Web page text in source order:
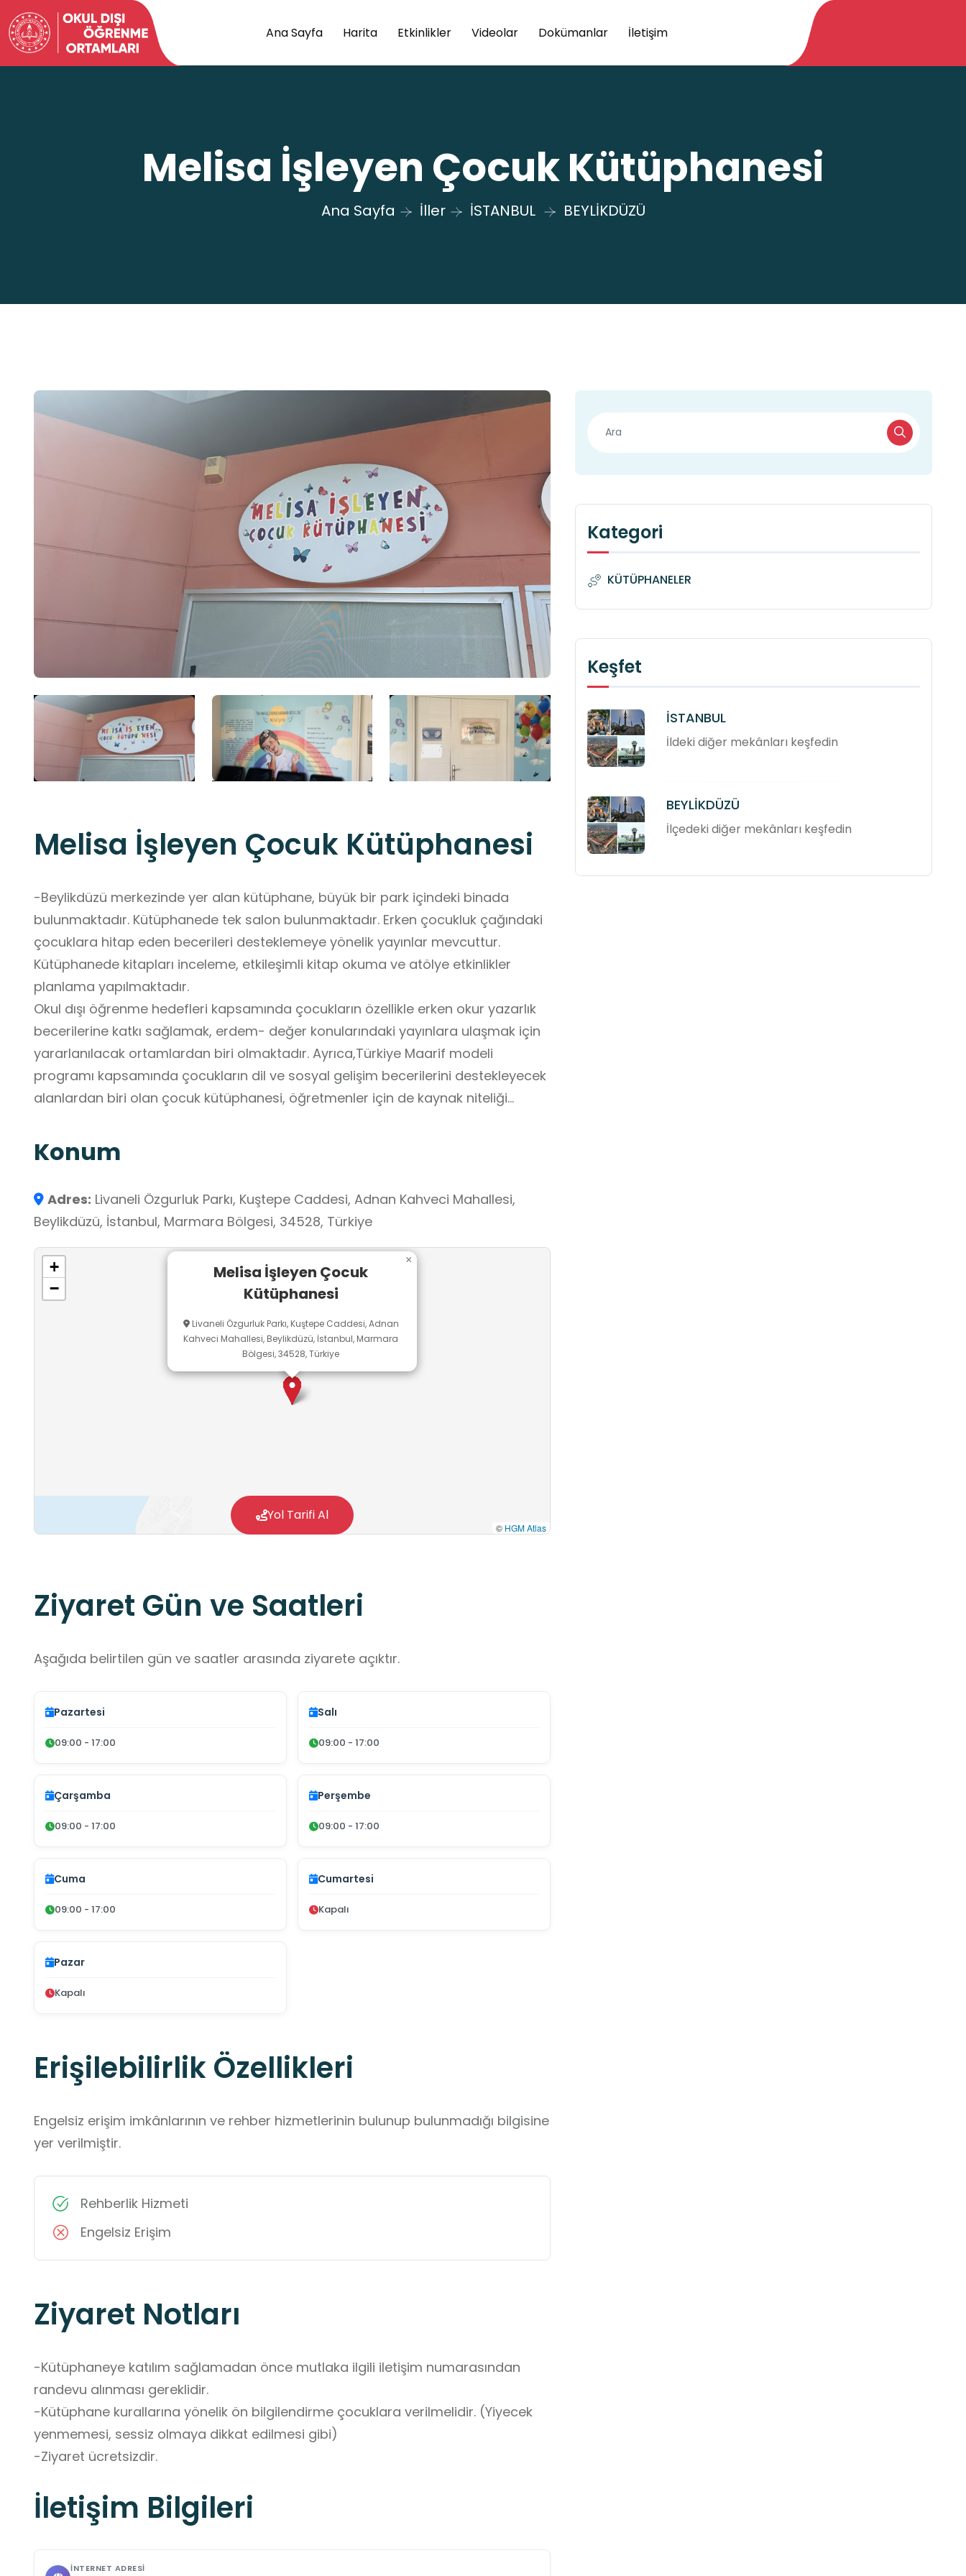
Ana Sayfa Harita Etkinlikler Videolar Dokümanlar İletişim
Melisa İşleyen Çocuk Kütüphanesi
Ana Sayfa İller İSTANBUL BEYLİKDÜZÜ
Melisa İşleyen Çocuk Kütüphanesi
-Beylikdüzü merkezinde yer alan kütüphane, büyük bir park içindeki binada
bulunmaktadır. Kütüphanede tek salon bulunmaktadır. Erken çocukluk çağındaki
çocuklara hitap eden becerileri desteklemeye yönelik yayınlar mevcuttur.
Kütüphanede kitapları inceleme, etkileşimli kitap okuma ve atölye etkinlikler
planlama yapılmaktadır.
Okul dışı öğrenme hedefleri kapsamında çocukların özellikle erken okur yazarlık
becerilerine katkı sağlamak, erdem- değer konularındaki yayınlara ulaşmak için
yararlanılacak ortamlardan biri olmaktadır. Ayrıca,Türkiye Maarif modeli
programı kapsamında çocukların dil ve sosyal gelişim becerilerini destekleyecek
alanlardan biri olan çocuk kütüphanesi, öğretmenler için de kaynak niteliği
Konum
Adres: Livaneli Özgurluk Parkı, Kuştepe Caddesi, Adnan Kahveci Mahallesi,
Beylikdüzü, İstanbul, Marmara Bölgesi, 34528, Türkiye
Melisa İşleyen Çocuk
Kütüphanesi
Livaneli Özgurluk Parkı, Kuştepe Caddesi, Adnan
Kahveci Mahallesi, Beylikdüzü, İstanbul, Marmara
Bölgesi, 34528, Türkiye
×
+
−
© HGM Atlas
Yol Tarifi Al
Ziyaret Gün ve Saatleri
Aşağıda belirtilen gün ve saatler arasında ziyarete açıktır.
Pazartesi
09:00 - 17:00
Salı
09:00 - 17:00
Çarşamba
09:00 - 17:00
Perşembe
09:00 - 17:00
Cuma
09:00 - 17:00
Cumartesi
Kapalı
Pazar
Kapalı
Erişilebilirlik Özellikleri
Engelsiz erişim imkânlarının ve rehber hizmetlerinin bulunup bulunmadığı bilgisine
yer verilmiştir.
Rehberlik Hizmeti
Engelsiz Erişim
Ziyaret Notları
-Kütüphaneye katılım sağlamadan önce mutlaka ilgili iletişim numarasından
randevu alınması gereklidir.
-Kütüphane kurallarına yönelik ön bilgilendirme çocuklara verilmelidir. (Yiyecek
yenmemesi, sessiz olmaya dikkat edilmesi gibi)
-Ziyaret ücretsizdir.
İletişim Bilgileri
İNTERNET ADRESI
Kategori
KÜTÜPHANELER
Keşfet
İSTANBUL
İldeki diğer mekânları keşfedin
BEYLİKDÜZÜ
İlçedeki diğer mekânları keşfedin